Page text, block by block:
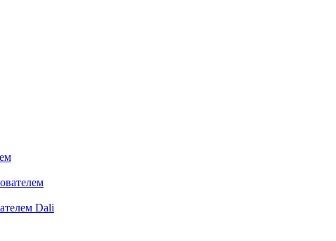
Dali